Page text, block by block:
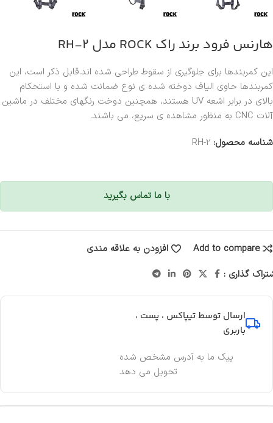
هارنس فرود برند راک ROCK مدل RH-2
این کمربندها برای جلوگیری از سقوط طراحی شده اند.قابل ذکر است، این
کمربندها حاوی الیاف دوخته شده ی نوع ضمانت شده و با استحکام
بالای در برابر اشعه UV هستند، همچنین دوخت رنگهای مختلف در ماشین
آلات CNC به منظور مشاهده ی سریع، می باشند.
شناسه محصول: RH-2
با ما تماس بگیرید
Add to compare
افزودن به علاقه مندی
گذاری :
ارسال توسط تیپاکس ، پست ،
باربری
پیک ما به آدرس مشخص شده
تحویل می دهد